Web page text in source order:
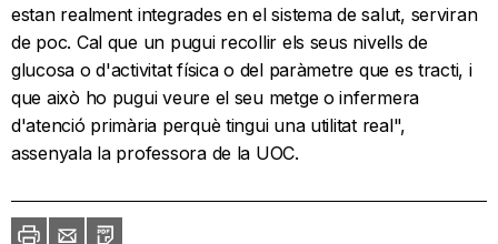
estan realment integrades en el sistema de salut, serviran
de poc. Cal que un pugui recollir els seus nivells de
glucosa o d'activitat física o del paràmetre que es tracti, i
que això ho pugui veure el seu metge o infermera
d'atenció primària perquè tingui una utilitat real",
assenyala la professora de la UOC.
ImprimirEnviaPDF